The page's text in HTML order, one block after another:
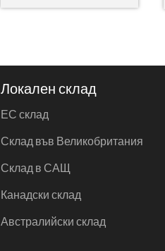
Локален склад
ЕС склад
Склад във Великобритания
Склад в САЩ
Канадски склад
Австралийски склад